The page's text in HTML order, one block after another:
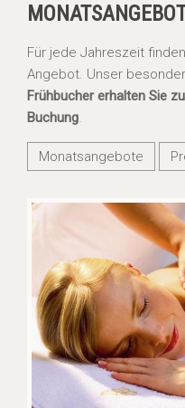
Für jede Jahreszeit
Angebot. Unser
Frühbucher erhalten Sie
Buchung.
Monatsangebote